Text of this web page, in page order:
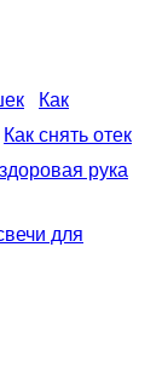
Как
Как снять отек
для